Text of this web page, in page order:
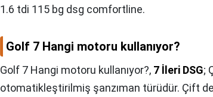
1.6 tdi 115 bg dsg comfortline.
Golf 7 Hangi motoru kullanıyor?
Golf 7 Hangi motoru kullanıyor?, 7 İleri DSG;
otomatikleştirilmiş şanzıman türüdür. Çift